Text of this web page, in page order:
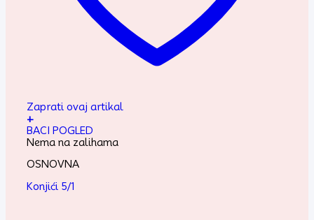
Zaprati ovaj artikal
+
BACI POGLED
Nema na zalihama
OSNOVNA
Konjići 5/1